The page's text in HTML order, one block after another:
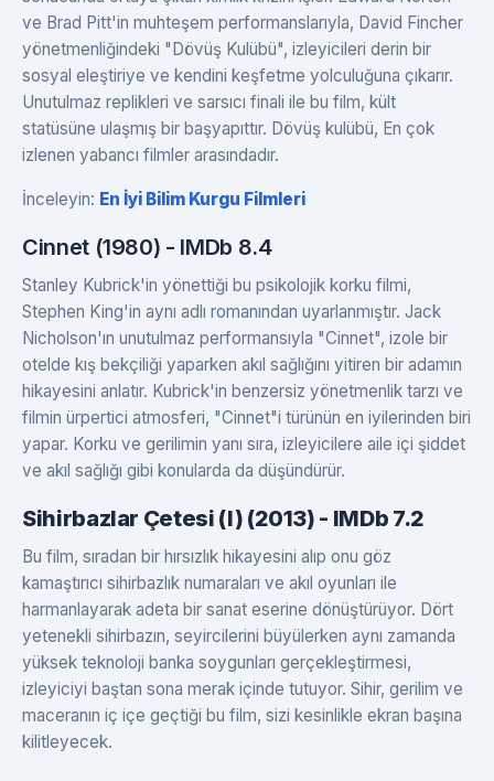
ve Brad Pitt'in muhteşem performanslarıyla, David Fincher
yönetmenliğindeki "Dövüş Kulübü", izleyicileri derin bir
sosyal eleştiriye ve kendini keşfetme yolculuğuna çıkarır.
Unutulmaz replikleri ve sarsıcı finali ile bu film, kült
statüsüne ulaşmış bir başyapıttır. Dövüş kulübü, En çok
izlenen yabancı filmler arasındadır.
İnceleyin: En İyi Bilim Kurgu Filmleri
Cinnet (1980) - IMDb 8.4
Stanley Kubrick'in yönettiği bu psikolojik korku filmi,
Stephen King'in aynı adlı romanından uyarlanmıştır. Jack
Nicholson'ın unutulmaz performansıyla "Cinnet", izole bir
otelde kış bekçiliği yaparken akıl sağlığını yitiren bir adamın
hikayesini anlatır. Kubrick'in benzersiz yönetmenlik tarzı ve
filmin ürpertici atmosferi, "Cinnet"i türünün en iyilerinden biri
yapar. Korku ve gerilimin yanı sıra, izleyicilere aile içi şiddet
ve akıl sağlığı gibi konularda da düşündürür.
Sihirbazlar Çetesi (I) (2013) - IMDb 7.2
Bu film, sıradan bir hırsızlık hikayesini alıp onu göz
kamaştırıcı sihirbazlık numaraları ve akıl oyunları ile
harmanlayarak adeta bir sanat eserine dönüştürüyor. Dört
yetenekli sihirbazın, seyircilerini büyülerken aynı zamanda
yüksek teknoloji banka soygunları gerçekleştirmesi,
izleyiciyi baştan sona merak içinde tutuyor. Sihir, gerilim ve
maceranın iç içe geçtiği bu film, sizi kesinlikle ekran başına
kilitleyecek.